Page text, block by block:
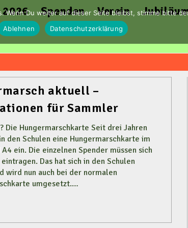
Spenden Verein
aktuell –
für Sammler
Die Hungermarschkarte Seit drei Jahren
den Schulen eine Hungermarschkarte im
A4 ein. Die einzelnen Spender müssen sich
Das hat sich in den Schulen
wird nun auch bei der normalen
umgesetzt.…
Wenn Du weiter auf dieser Seite bleibst, stimme bitte
Ablehnen Datenschutzerklärung